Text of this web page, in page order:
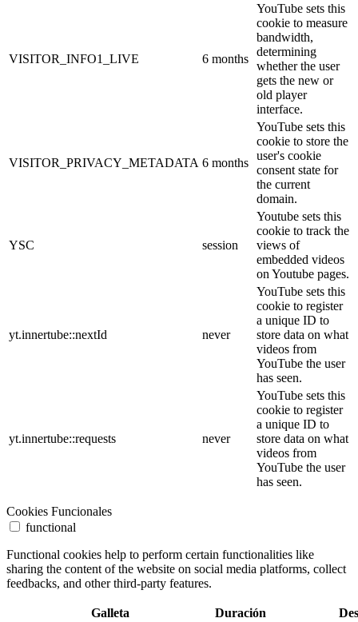
VISITOR_INFO1_LIVE 6 months
YouTube sets this
cookie to measure
bandwidth,
determining
whether the user
gets the new or
old player
interface.
VISITOR_PRIVACY_METADATA 6 months
YouTube sets this
cookie to store the
user's cookie
consent state for
the current
domain.
YSC session
Youtube sets this
cookie to track the
views of
embedded videos
on Youtube pages.
yt.innertube::nextId never
YouTube sets this
cookie to register
a unique ID to
store data on what
videos from
YouTube the user
has seen.
yt.innertube::requests never
YouTube sets this
cookie to register
a unique ID to
store data on what
videos from
YouTube the user
has seen.
Cookies Funcionales
functional
Functional cookies help to perform certain functionalities like
sharing the content of the website on social media platforms, collect
feedbacks, and other third-party features.
Galleta Duración